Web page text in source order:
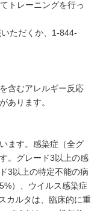
トレーニングを行っ
ただくか、1-844-
含むアレルギー反応
あります。
ます。感染症（全グ
。グレード3以上の感
3以上の特定不能の病
）、ウイルス感染症
カルタは、臨床的に重